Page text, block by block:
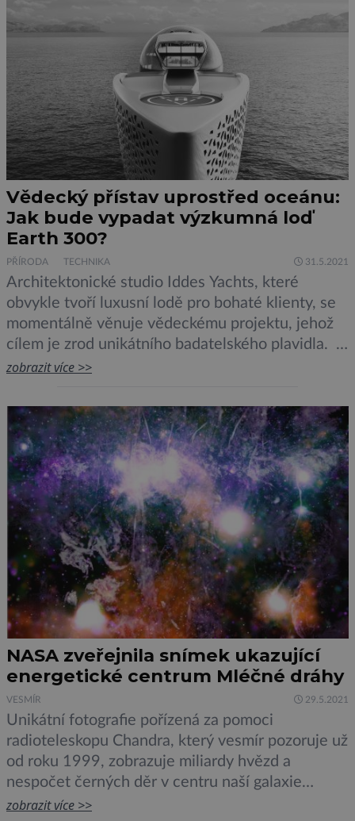
Vědecký přístav uprostřed oceánu:
Jak bude vypadat výzkumná loď
Earth 300?
PŘÍRODA TECHNIKA 31.5.2021
Architektonické studio Iddes Yachts, které
obvykle tvoří luxusní lodě pro bohaté klienty, se
momentálně věnuje vědeckému projektu, jehož
cílem je zrod unikátního badatelského plavidla.
Toto původně katalánské studio přišlo s návrhem
moderně vybavené laboratoře pro až 160
vědeckých pracovníků oceánského výzkumu, 165
členů posádky a desítky dalších […]
zobrazit více >>
NASA zveřejnila snímek ukazující
energetické centrum Mléčné dráhy
VESMÍR 29.5.2021
Unikátní fotografie pořízená za pomoci
radioteleskopu Chandra, který vesmír pozoruje už
od roku 1999, zobrazuje miliardy hvězd a
nespočet černých děr v centru naší galaxie
Mléčné dráhy. Snímek je složen ze 370
zobrazit více >>